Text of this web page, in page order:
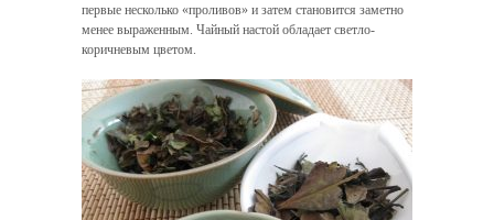
первые несколько «проливов» и затем становится заметно
менее выраженным. Чайный настой обладает светло-
коричневым цветом.